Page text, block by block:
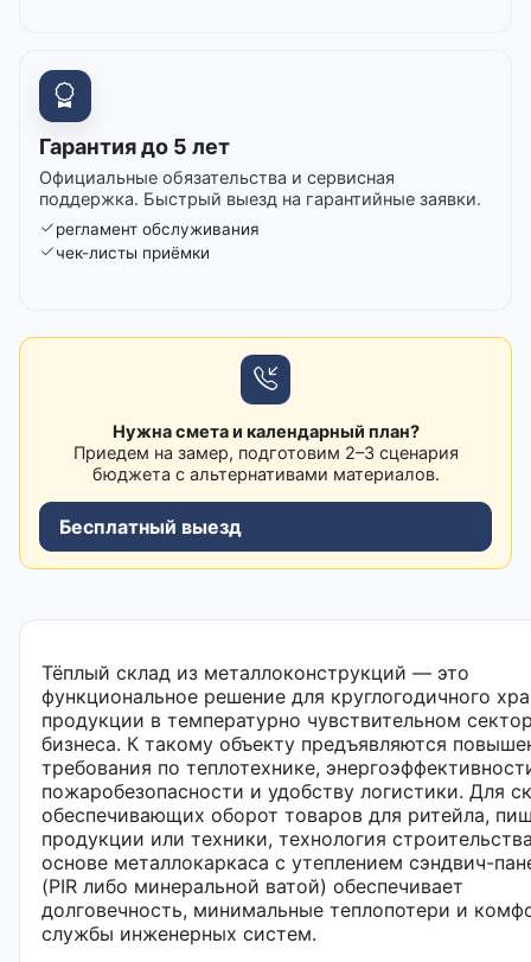
Гарантия до 5 лет
Официальные обязательства и сервисная
поддержка. Быстрый выезд на гарантийные заявки.
регламент обслуживания
чек-листы приёмки
Нужна смета и календарный план?
Приедем на замер, подготовим 2–3 сценария
бюджета с альтернативами материалов.
Бесплатный выезд
Тёплый склад из металлоконструкций — это
функциональное решение для круглогодичного
продукции в температурно чувствительном
бизнеса. К такому объекту предъявляются
требования по теплотехнике,
пожаробезопасности и удобству логистики. Для
обеспечивающих оборот товаров для ритейла,
продукции или техники, технология
основе металлокаркаса с утеплением сэндвич-
(PIR либо минеральной ватой) обеспечивает
долговечность, минимальные теплопотери и
службы инженерных систем.